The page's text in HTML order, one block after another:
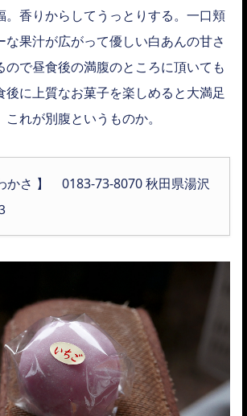
。香りからしてうっとりする。一口頬
な果汁が広がって優しい白あんの甘さ
ので昼食後の満腹のところに頂いても
後に上質なお菓子を楽しめると大満足
れが別腹というものか。
かさ 】 0183-73-8070 秋田県湯沢